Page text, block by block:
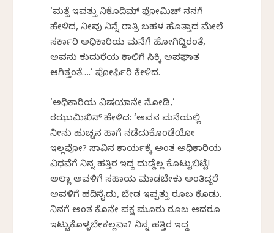
‘ಮತ್ತೆ ಇವತ್ತು ನಿಕೊದಿಮ್ ಫೋಮಿಚ್ ನನಗೆ
ಹೇಳಿದ, ನೀವು ನಿನ್ನೆ ರಾತ್ರಿ ಬಹಳ ಹೊತ್ತಾದ ಮೇಲೆ
ಸರ್ಕಾರಿ ಅಧಿಕಾರಿಯ ಮನೆಗೆ ಹೋಗಿದ್ದಿರಂತೆ,
ಅವನು ಕುದುರೆಯ ಕಾಲಿಗೆ ಸಿಕ್ಕಿ ಅಪಘಾತ
ಆಗಿತ್ತಂತೆ….’ ಪೋರ್ಫಿರಿ ಕೇಳಿದ.
‘ಅಧಿಕಾರಿಯ ವಿಷಯಾನೇ ನೋಡಿ,’
ರಝುಮಿಖಿನ್ ಹೇಳಿದ: ‘ಅವನ ಮನೆಯಲ್ಲಿ
ನೀನು ಹುಚ್ಚನ ಹಾಗೆ ನಡೆದುಕೊಂಡೆಯೋ
ಇಲ್ಲವೋ? ಸಾವಿನ ಕಾರ್ಯಕ್ಕೆ ಅಂತ ಅಧಿಕಾರಿಯ
ವಿಧವೆಗೆ ನಿನ್ನ ಹತ್ತಿರ ಇದ್ದ ದುಡ್ಡೆಲ್ಲ ಕೊಟ್ಟುಬಿಟ್ಟೆ!
ಅಲ್ಲಾ ಅವಳಿಗೆ ಸಹಾಯ ಮಾಡಬೇಕು ಅಂತಿದ್ದರೆ
ಅವಳಿಗೆ ಹದಿನೈದು, ಬೇಡ ಇಪ್ಪತ್ತು ರೂಬಲ್ ಕೊಡು.
ನಿನಗೆ ಅಂತ ಕೊನೇ ಪಕ್ಷ ಮೂರು ರೂಬಲ್ ಆದರೂ
ಇಟ್ಟುಕೊಳ್ಳಬೇಕಲ್ಲವಾ? ನಿನ್ನ ಹತ್ತಿರ ಇದ್ದ